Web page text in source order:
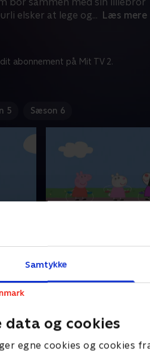
Samtykke
data og cookies
egne cookies og cookies
elsker at lege og... Læs mere
abonnement på Mit TV 2.
5 Sæson 6
bor
at
sammen med sin
mor Gris og far Gris.